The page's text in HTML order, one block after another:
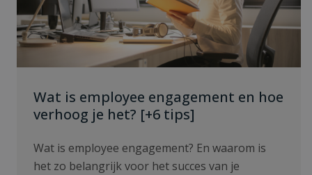
Wat is employee engagement en hoe
verhoog je het? [+6 tips]
Wat is employee engagement? En waarom is
het zo belangrijk voor het succes van je